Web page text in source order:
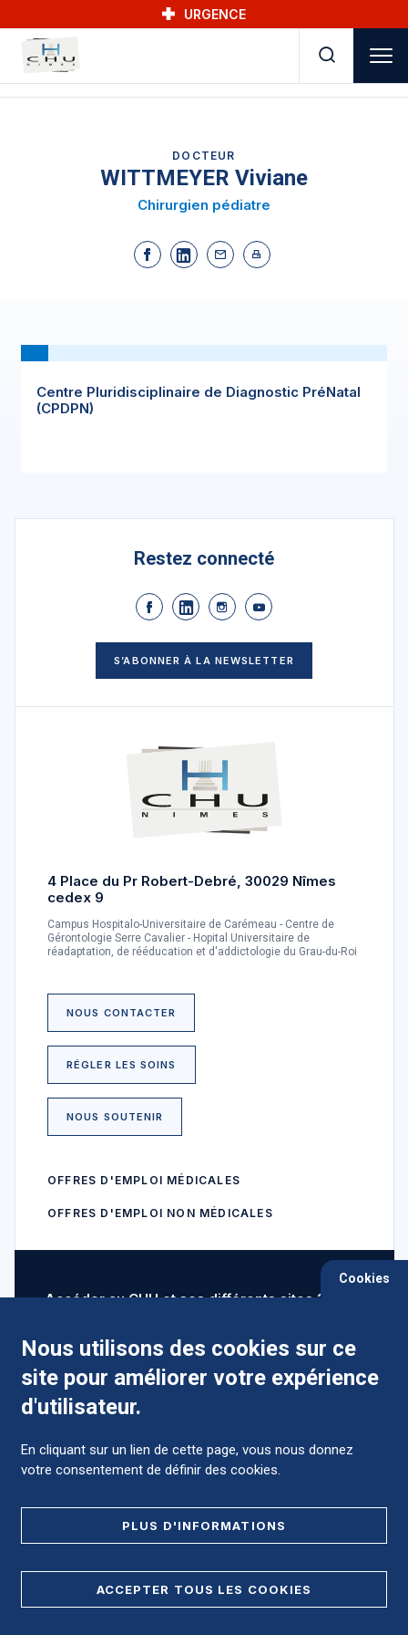
URGENCE
DOCTEUR
WITTMEYER Viviane
Chirurgien pédiatre
Centre Pluridisciplinaire de Diagnostic PréNatal
(CPDPN)
Restez connecté
S’ABONNER À LA NEWSLETTER
4 Place du Pr Robert-Debré, 30029 Nîmes
cedex 9
Campus Hospitalo-Universitaire de Carémeau - Centre de
Gérontologie Serre Cavalier - Hopital Universitaire de
réadaptation, de rééducation et d'addictologie du Grau-du-Roi
NOUS CONTACTER
RÉGLER LES SOINS
NOUS SOUTENIR
OFFRES D'EMPLOI MÉDICALES
OFFRES D'EMPLOI NON MÉDICALES
Accéder au CHU et ses différents sites ?
Comment préparer mon hospitalisation ?
Cookies
Nous utilisons des cookies sur ce
site pour améliorer votre expérience
d'utilisateur.
En cliquant sur un lien de cette page, vous nous donnez
votre consentement de définir des cookies.
PLUS D'INFORMATIONS
ACCEPTER TOUS LES COOKIES